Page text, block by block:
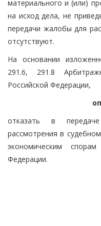
материального и (или)
на исход дела, не
передачи жалобы для
отсутствуют.
На основании
291.6, 291.8
Российской Федерации,
отказать в
рассмотрения в
экономическим
Федерации.